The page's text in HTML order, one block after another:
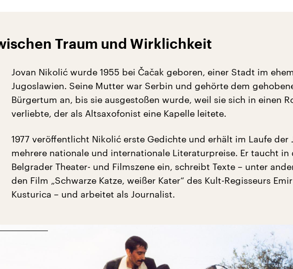
Traum und Wirklichkeit
Jovan Nikolić wurde 1955 bei Čačak geboren, einer Stadt im
Jugoslawien. Seine Mutter war Serbin und gehörte dem
Bürgertum an, bis sie ausgestoßen wurde, weil sie sich in einen
verliebte, der als Altsaxofonist eine Kapelle leitete.
1977 veröffentlicht Nikolić erste Gedichte und erhält im Laufe der
mehrere nationale und internationale Literaturpreise. Er taucht in
Belgrader Theater- und Filmszene ein, schreibt Texte – unter
den Film „Schwarze Katze, weißer Kater“ des Kult-Regisseurs Emir
Kusturica – und arbeitet als Journalist.